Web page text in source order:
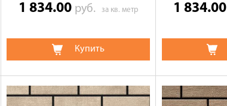
1 834.00 руб.за кв. метр
Купить
1 834.00